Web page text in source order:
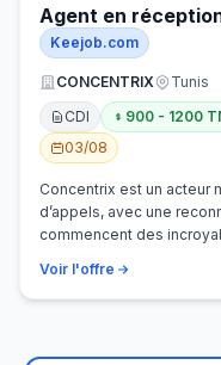
Agent en
Keejob.com
CONCENTRIX
Tunis
CDI
900 - 1200
03/08
Concentrix est un acteur
d’appels, avec une
commencent des
Voir l'offre